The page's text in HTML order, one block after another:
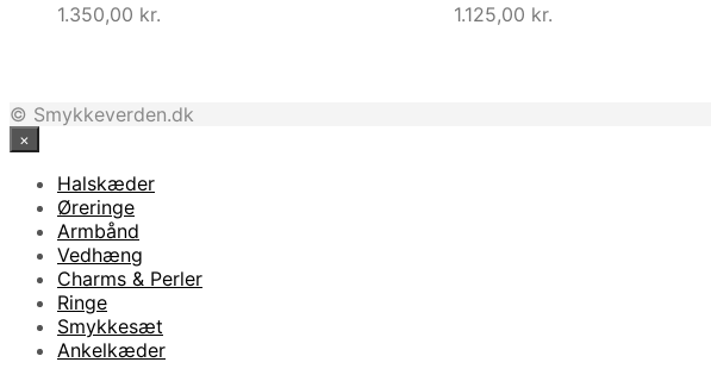
1.350,00 kr. 1.125,00 kr.
© Smykkeverden.dk
×
Halskæder
Øreringe
Armbånd
Vedhæng
Charms & Perler
Ringe
Smykkesæt
Ankelkæder